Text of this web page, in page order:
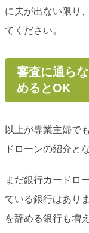
に夫が出ない限り
てください。
審査に通ら
めるとOK
以上が専業主婦で
ドローンの紹介と
まだ銀行カードロ
ている銀行はあり
を辞める銀行も増